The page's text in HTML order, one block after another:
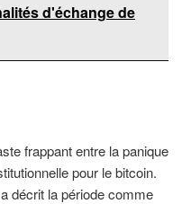
d'échange de
frappant entre la panique
pour le bitcoin.
décrit la période comme